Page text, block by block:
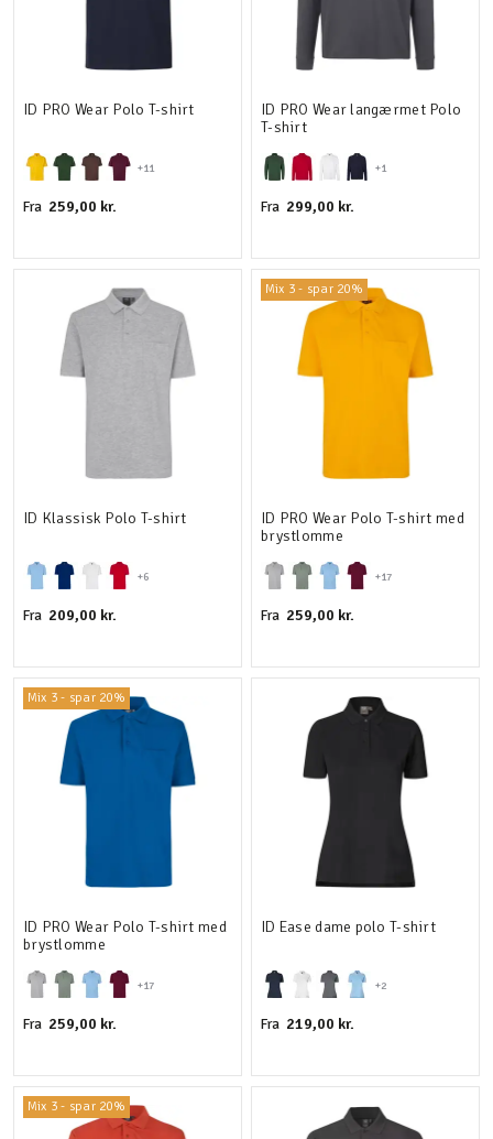
+11
ID PRO Wear Polo T-shirt
Fra 259,00 kr.
+1
ID PRO Wear langærmet Polo
T-shirt
Fra 299,00 kr.
+6
ID Klassisk Polo T-shirt
Fra 209,00 kr.
Mix 3 - spar 20%
+17
ID PRO Wear Polo T-shirt med
brystlomme
Fra 259,00 kr.
Mix 3 - spar 20%
+17
ID PRO Wear Polo T-shirt med
brystlomme
Fra 259,00 kr.
+2
ID Ease dame polo T-shirt
Fra 219,00 kr.
Mix 3 - spar 20%